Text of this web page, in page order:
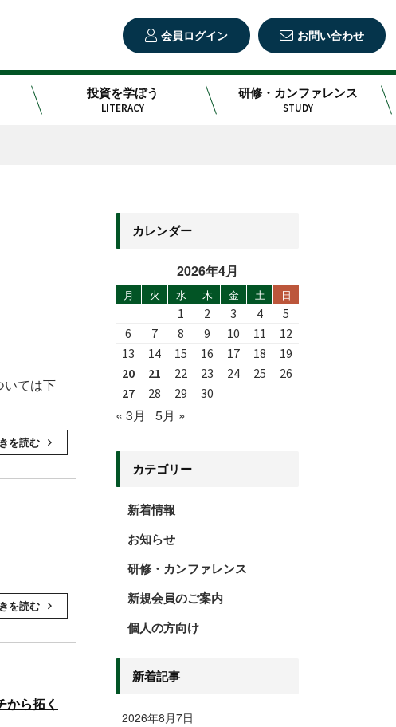
会員ログイン お問い合わせ
投資を学ぼう
LITERACY
研修・カンファレンス
STUDY
いては下
を読む
を読む
ら拓く
カレンダー
2026年4月
月 火 水 木 金 土 日
1 2 3 4
5
6
7 8 9 10 11
12
13
14 15 16 17 18
19
20
21 22 23 24 25
26
27
28 29 30
« 3月 5月 »
カテゴリー
新着情報
お知らせ
研修・カンファレンス
新規会員のご案内
個人の方向け
新着記事
2026年8月7日